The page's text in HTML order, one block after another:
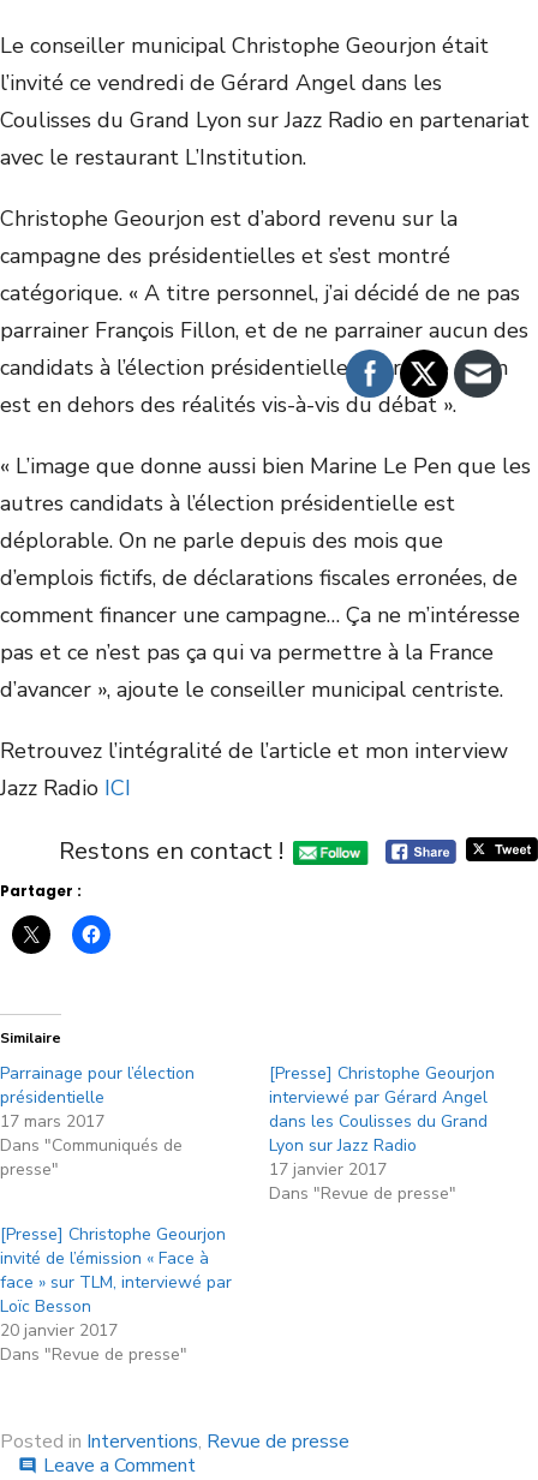
Le conseiller municipal Christophe Geourjon était
l’invité ce vendredi de Gérard Angel dans les
Coulisses du Grand Lyon sur Jazz Radio en partenariat
avec le restaurant L’Institution.
Christophe Geourjon est d’abord revenu sur la
campagne des présidentielles et s’est montré
catégorique. « A titre personnel, j’ai décidé de ne pas
parrainer François Fillon, et de ne parrainer aucun des
candidats à l’élection présidentielle. Je trouve qu’on
est en dehors des réalités vis-à-vis du débat ».
« L’image que donne aussi bien Marine Le Pen que les
autres candidats à l’élection présidentielle est
déplorable. On ne parle depuis des mois que
d’emplois fictifs, de déclarations fiscales erronées, de
comment financer une campagne… Ça ne m’intéresse
pas et ce n’est pas ça qui va permettre à la France
d’avancer », ajoute le conseiller municipal centriste.
Retrouvez l’intégralité de l’article et mon interview
Jazz Radio ICI
Restons en contact !
Partager :
Similaire
Parrainage pour l’élection
présidentielle
17 mars 2017
Dans "Communiqués de
presse"
[Presse] Christophe Geourjon
interviewé par Gérard Angel
dans les Coulisses du Grand
Lyon sur Jazz Radio
17 janvier 2017
Dans "Revue de presse"
[Presse] Christophe Geourjon
invité de l’émission « Face à
face » sur TLM, interviewé par
Loïc Besson
20 janvier 2017
Dans "Revue de presse"
Posted in Interventions, Revue de presse
comment Leave a Comment